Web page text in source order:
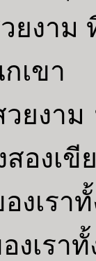
วยงา
เขา
วยง
องเขี
งเรา
งเรา